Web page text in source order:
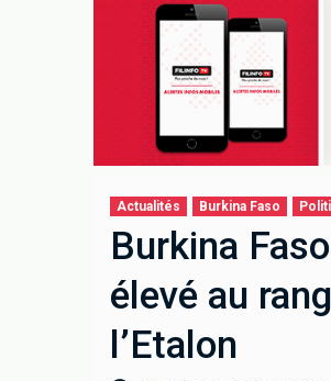
Actualités Burkina Faso
Burkina
élevé au
l’Etalon